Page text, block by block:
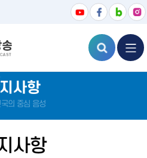
사항
국의 중심 음성
사항